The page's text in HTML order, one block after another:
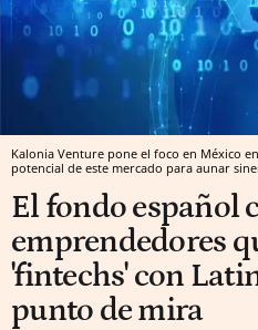
Kalonia Venture pone el foco en México
potencial de este mercado para aunar
El fondo español
emprendedores
'fintechs' con
punto de mira